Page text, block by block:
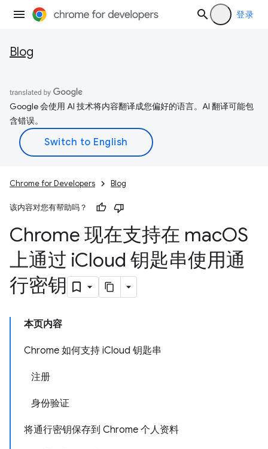
登录
Blog
Google 会使用 AI 技术将内容翻译成您偏好的语言。AI 翻译可能包
含错误。
Chrome for Developers Blog
该内容对您有帮助吗？
Chrome 现在支持在 macOS
上通过 iCloud 钥匙串使用通
行密钥
本页内容
Chrome 如何支持 iCloud 钥匙串
注册
身份验证
将通行密钥保存到 Chrome 个人资料